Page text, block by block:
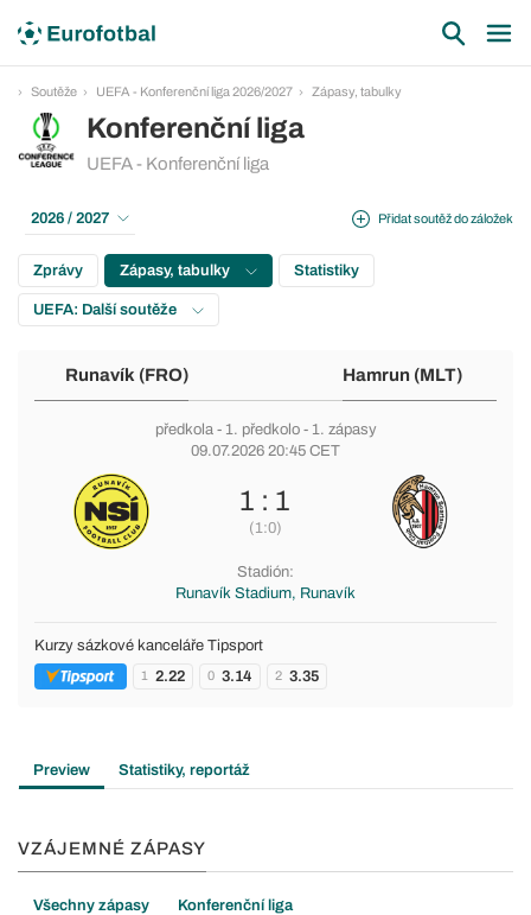
Soutěže UEFA - Konferenční liga 2026/2027 Zápasy, tabulky
Konferenční liga
UEFA - Konferenční liga
Přidat soutěž do záložek
2026 / 2027
Zprávy Zápasy, tabulky Statistiky
UEFA: Další soutěže
Runavík (FRO) Hamrun (MLT)
předkola- 1. předkolo- 1. zápasy
09.07.2026 20:45 CET
1 : 1
(1:0)
Stadión:
Runavík Stadium, Runavík
Kurzy sázkové kanceláře Tipsport
1 2.22 0 3.14 2 3.35
Preview Statistiky, reportáž
VZÁJEMNÉ ZÁPASY
Všechny zápasy Konferenční liga